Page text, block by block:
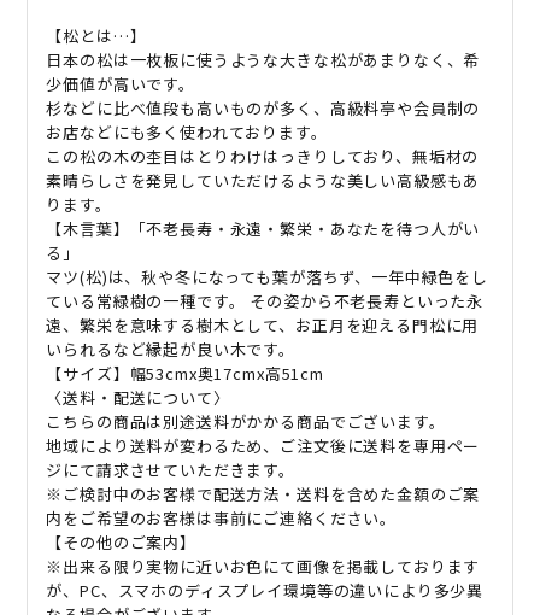
【松とは…】
日本の松は一枚板に使うような大きな松があまりなく、希
少価値が高いです。
杉などに比べ値段も高いものが多く、高級料亭や会員制の
お店などにも多く使われております。
この松の木の杢目はとりわけはっきりしており、無垢材の
素晴らしさを発見していただけるような美しい高級感もあ
ります。
【木言葉】「不老長寿・永遠・繁栄・あなたを待つ人がい
る」
マツ(松)は、秋や冬になっても葉が落ちず、一年中緑色をし
ている常緑樹の一種です。 その姿から不老長寿といった永
遠、繁栄を意味する樹木として、お正月を迎える門松に用
いられるなど縁起が良い木です。
【サイズ】幅53cmx奥17cmx高51cm
〈送料・配送について〉
こちらの商品は別途送料がかかる商品でございます。
地域により送料が変わるため、ご注文後に送料を専用ペー
ジにて請求させていただきます。
※ご検討中のお客様で配送方法・送料を含めた金額のご案
内をご希望のお客様は事前にご連絡ください。
【その他のご案内】
※出来る限り実物に近いお色にて画像を掲載しております
が、PC、スマホのディスプレイ環境等の違いにより多少異